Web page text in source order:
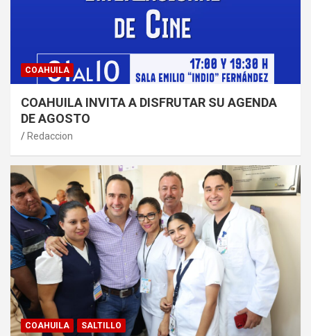
COAHUILA
COAHUILA INVITA A DISFRUTAR SU AGENDA
DE AGOSTO
Redaccion
COAHUILA SALTILLO